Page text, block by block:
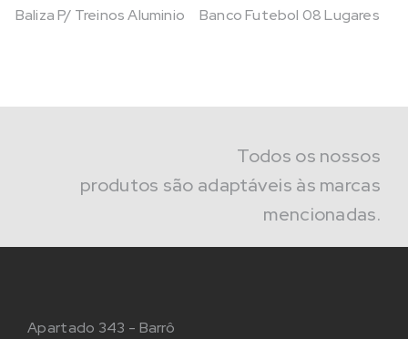
Baliza P/ Treinos Aluminio
Banco Futebol 08 Lugares
Todos os nossos
produtos são adaptáveis às marcas
mencionadas.
Apartado 343 - Barrô